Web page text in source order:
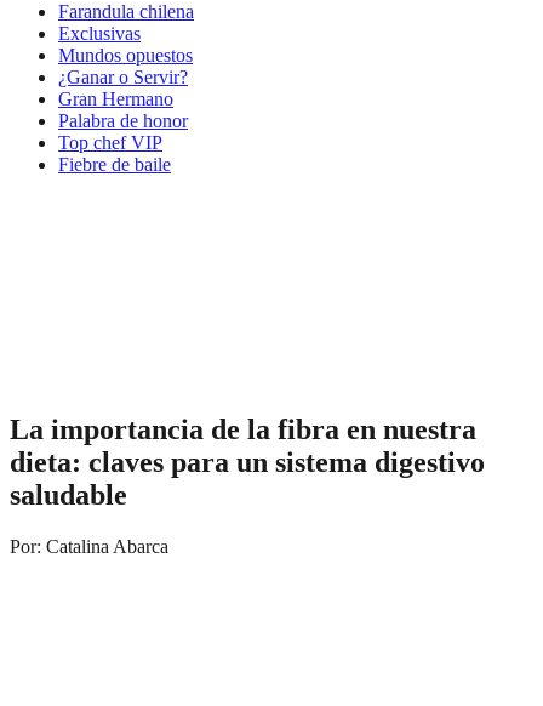
Farandula chilena
Exclusivas
Mundos opuestos
¿Ganar o Servir?
Gran Hermano
Palabra de honor
Top chef VIP
Fiebre de baile
La importancia de la fibra en nuestra
dieta: claves para un sistema digestivo
saludable
Por: Catalina Abarca